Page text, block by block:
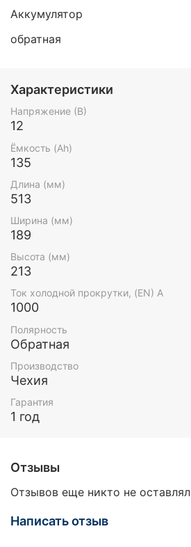
Аккумулятор
обратная
Характеристики
Напряжение (В)
12
Ёмкость (Ah)
135
Длина (мм)
513
Ширина (мм)
189
Высота (мм)
213
Ток холодной прокрутки, (EN) А
1000
Полярность
Обратная
Производство
Чехия
Гарантия
1 год
Отзывы
Отзывов еще никто не оставлял
Написать отзыв